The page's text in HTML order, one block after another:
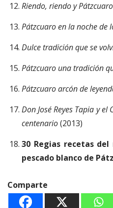
Riendo, riendo y
Pátzcuaro en la noche de
Dulce tradición que se
Pátzcuaro una tradición
Pátzcuaro arcón de
Don José Reyes Tapia y
centenario(2013)
30 Regias recetas
pescado blanco de
Comparte